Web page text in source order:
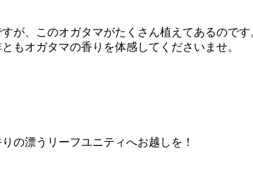
が、このオガタマがたくさん植えてあるのです
もオガタマの香りを体感してくださいませ。
の漂うリーフユニティへお越しを！